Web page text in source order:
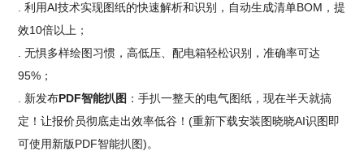
. 利用AI技术实现图纸的快速解析和识别，自动生成清单BOM，提
效10倍以上；
. 无惧多样绘图习惯，高低压、配电箱轻松识别，准确率可达
95%；
. 新发布PDF智能扒图 ：手扒一整天的电气图纸，现在半天就搞
定！让报价员彻底走出效率低谷！(重新下载安装图晓晓AI识图即
可使用新版PDF智能扒图)。